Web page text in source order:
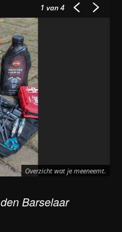
1 van 4
Overzicht wat je meeneemt.
Barselaar